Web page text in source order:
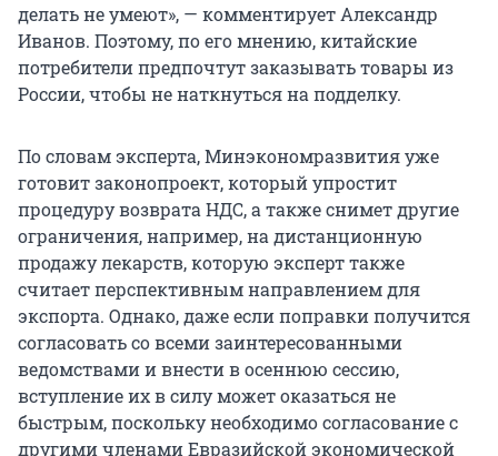
делать не умеют», — комментирует Александр
Иванов. Поэтому, по его мнению, китайские
потребители предпочтут заказывать товары из
России, чтобы не наткнуться на подделку.
По словам эксперта, Минэкономразвития уже
готовит законопроект, который упростит
процедуру возврата НДС, а также снимет другие
ограничения, например, на дистанционную
продажу лекарств, которую эксперт также
считает перспективным направлением для
экспорта. Однако, даже если поправки получится
согласовать со всеми заинтересованными
ведомствами и внести в осеннюю сессию,
вступление их в силу может оказаться не
быстрым, поскольку необходимо согласование с
другими членами Евразийской экономической